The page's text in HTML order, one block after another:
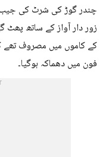
چندر گوڑ کی شرٹ کی جیب
زور دار آواز کے ساتھ پھٹ
کے کاموں میں مصروف تھے
فون میں دھماکہ ہوگیا۔